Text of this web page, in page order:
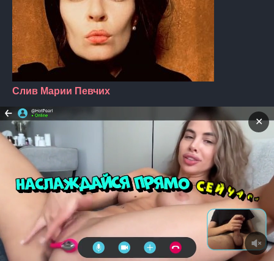
Слив Марии Певчих
Слив Парадокси (Par4d0xy)
✕